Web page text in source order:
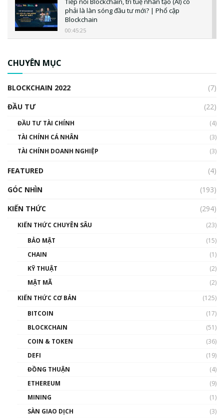
phải là làn sóng đầu tư mới? | Phổ cập
Blockchain
00:45:25
00:02:14
Nhìn lại năm 2022: Những sự kiện ảnh hưởng
đến hệ sinh thái tiền mã hoá | Phổ cập
00:43:47
như thể nào?
00:39:31
Phổ cập Blockchain
thống & Crypto qua các cuộc chiến | Phổ cập
CHUYÊN MỤC
BLOCKCHAIN 2022
(7)
ĐẦU TƯ
(22)
ĐẦU TƯ TÀI CHÍNH
(4)
TÀI CHÍNH CÁ NHÂN
(3)
TÀI CHÍNH DOANH NGHIỆP
(3)
FEATURED
(4)
GÓC NHÌN
(193)
KIẾN THỨC
(294)
KIẾN THỨC CHUYÊN SÂU
(23)
BẢO MẬT
(15)
CHAIN
(1)
KỸ THUẬT
(2)
MẬT MÃ
(2)
KIẾN THỨC CƠ BẢN
(125)
BITCOIN
(17)
BLOCKCHAIN
(51)
COIN & TOKEN
(36)
DEFI
(19)
ĐỒNG THUẬN
(4)
ETHEREUM
(9)
MINING
(1)
SÀN GIAO DỊCH
(3)